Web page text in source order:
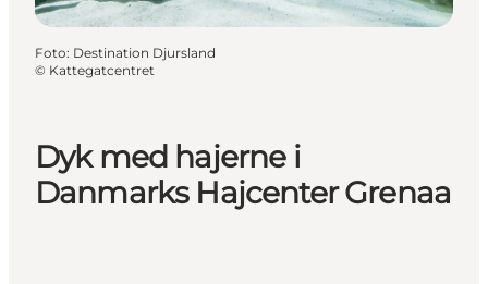
Dyk med hajerne i
Danmarks Hajcenter Grenaa
Foto: Destination Djursland
© Kattegatcentret